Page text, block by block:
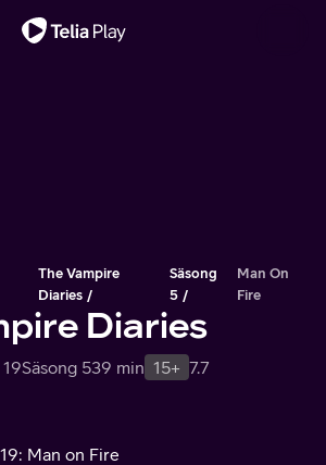
The Vampire
Diaries
Säsong
5
Man On
Fire
Diaries
Säsong 539 min 15+ 7.7
Man on Fire